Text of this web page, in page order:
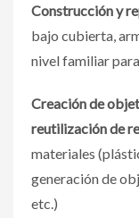
Construcción y
bajo cubierta,
nivel familiar
Creación de
reutilización de
materiales
generación de
etc.)